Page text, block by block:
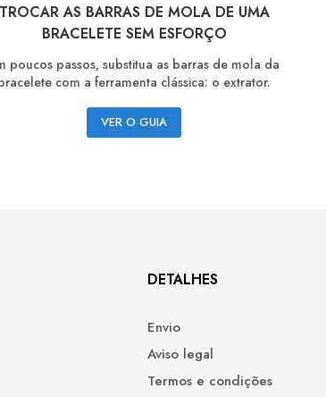
TROCAR AS BARRAS DE MOLA DE UMA
BRACELETE SEM ESFORÇO
poucos passos, substitua as barras de mola da
com a ferramenta clássica: o extrator.
VER O GUIA
DETALHES
Envio
Aviso legal
Termos e condições